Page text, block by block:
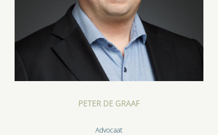
PETER DE GRAAF
Advocaat